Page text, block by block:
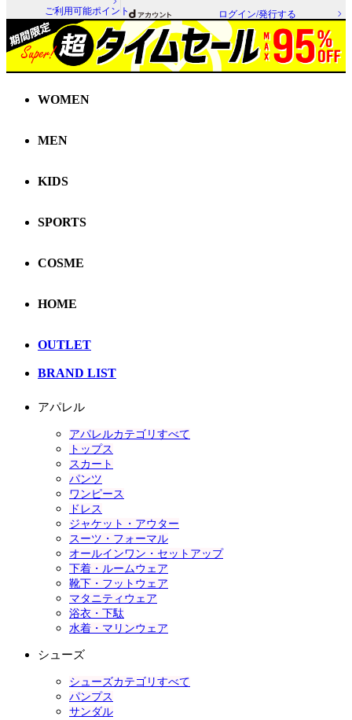
ご利用可能ポイント ログイン/発行する
WOMEN
MEN
KIDS
SPORTS
COSME
HOME
OUTLET
BRAND LIST
アパレル
アパレルカテゴリすべて
トップス
スカート
パンツ
ワンピース
ドレス
ジャケット・アウター
スーツ・フォーマル
オールインワン・セットアップ
下着・ルームウェア
靴下・フットウェア
マタニティウェア
浴衣・下駄
水着・マリンウェア
シューズ
シューズカテゴリすべて
パンプス
サンダル